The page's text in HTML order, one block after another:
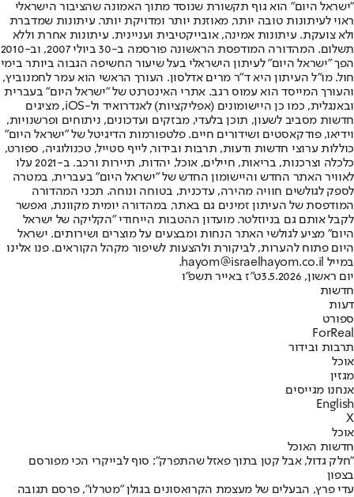
"ישראל היום" הוא גוף תקשורת שנוסד מתוך האמונה שהציבור הישראלי
ראוי לעיתונות טובה יותר, מאוזנת יותר ומדויקת יותר. עיתונות שמדברת
ולא צועקת. עיתונות אמינה, אובייקטיבית ועניינית. עיתונות אחרת וללא
תשלום. המהדורה המודפסת הראשונה פורסמה ב-30 ביולי 2007, וב-2010
הפך "ישראל היום" לעיתון הישראלי בעל שיעור החשיפה הגבוה ביותר בימי
חול. מו"ל העיתון היא ד"ר מרים אדלסון. העורך הראשי הוא עמר לחמנוביץ,
והעורך המייסד הוא עמוס רגב. אתרי האינטרנט של "ישראל היום" בעברית
ובאנגלית, כמו כן היישומונים (אפליקציות) לאנדרואיד ול-iOS, מציגים
חדשות מסביב לשעון, תוכן בלעדי, מבזקים ועדכונים, ניתוחים ופרשנויות,
וידיאו, פודקאסטים ושידורים חיים. פלטפורמות הדיגיטל של "ישראל היום"
כוללות ערוצי חדשות ודעות, תרבות ובידור, לייף סטייל, טכנולוגיה, ספורט,
כלכלה וצרכנות, בריאות, חיילים, אוכל, יהדות, תיירות ורכב. ב-2021 עלו
לאוויר האתר החדש והיישומון החדש של "ישראל היום" בעברית, במטרה
לספק לגולשים חוויה מהירה, עדכנית, בטוחה ונוחה. תכני המהדורה
המודפסת של העיתון זמינים גם באתר, במהדורה יומית מקוונת, ואפשר
לקבל אותם גם בניוזלטר. מועדון ההטבות הייחודי "הקליקה של ישראל
היום" מציע לגולשי האתר הנחות ומבצעים על מוצרים ושירותים. ישראל
היום פתוח להערות, לביקורת ולהצעות לשיפור מקהל הקוראים. פנו אלינו
במייל hayom@israelhayom.co.il.
יום ראשון, 3.5.2026
ט"ז באייר תשפ"ו
חדשות
דעות
ספורט
ForReal
תרבות ובידור
אוכל
מגזין
אנחנו מגייסים
English
X
אוכל
חדשות האוכל
"חלק גדול, אבל קטן בתוך פאזל שהתפרק": סוף לבייקרי הכי מפורסם
בצפון
עדי פרץ, הבעלים של מעצמת הקרואסונים בגולן "מטרלו", פרסם תגובה